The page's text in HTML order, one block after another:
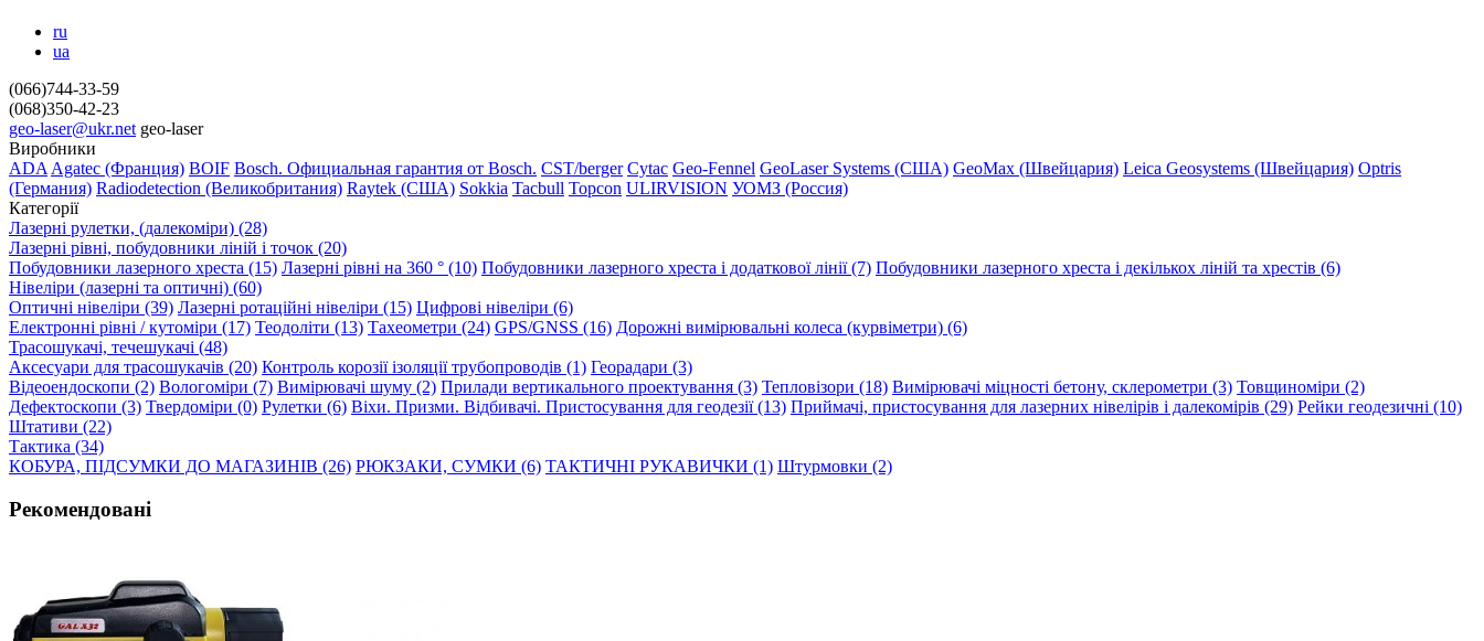
ru
ua
(066)744-33-59
(068)350-42-23
geo-laser@ukr.net geo-laser
Виробники
ADA Agatec (Франция) BOIF Bosch. Официальная гарантия от Вosch. CST/berger Cytac Geo-Fennel GeoLaser Systems (CША) GeoMax (Швейцария) Leica Geosystems (Швейцария) Optris
(Германия) Radiodetection (Великобритания) Raytek (США) Sokkia Tacbull Topcon ULIRVISION УОМЗ (Россия)
Категорії
Лазерні рулетки, (далекоміри) (28)
Лазерні рівні, побудовники ліній і точок (20)
Побудовники лазерного хреста (15) Лазерні рівні на 360 ° (10) Побудовники лазерного хреста і додаткової лінії (7) Побудовники лазерного хреста і декількох ліній та хрестів (6)
Нівеліри (лазерні та оптичні) (60)
Оптичні нівеліри (39) Лазерні ротаційні нівеліри (15) Цифрові нівеліри (6)
Електронні рівні / кутоміри (17) Теодоліти (13) Тахеометри (24) GPS/GNSS (16) Дорожні вимірювальні колеса (курвіметри) (6)
Трасошукачі, течешукачі (48)
Аксесуари для трасошукачів (20) Контроль корозії ізоляції трубопроводів (1) Георадари (3)
Відеоендоскопи (2) Вологоміри (7) Вимірювачі шуму (2) Прилади вертикального проектування (3) Тепловізори (18) Вимірювачі міцності бетону, склерометри (3) Товщиноміри (2)
Дефектоскопи (3) Твердоміри (0) Рулетки (6) Віхи. Призми. Відбивачі. Пристосування для геодезії (13) Приймачі, пристосування для лазерних нівелірів і далекомірів (29) Рейки геодезичні (10)
Штативи (22)
Тактика (34)
КОБУРА, ПІДСУМКИ ДО МАГАЗИНІВ (26) РЮКЗАКИ, СУМКИ (6) ТАКТИЧНІ РУКАВИЧКИ (1) Штурмовки (2)
Рекомендовані